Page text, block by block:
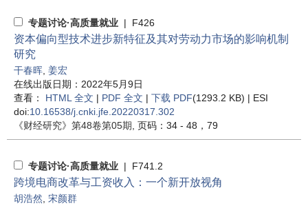
专题讨论·高质量就业 | F426
资本偏向型技术进步新特征及其对劳动力市场的影响机制
研究
干春晖 姜宏
在线出版日期：2022年5月9日
查看： HTML 全文 | PDF 全文 | 下载 PDF(1293.2 KB) | ESI
doi:10.16538/j.cnki.jfe.20220317.302
《财经研究》 第48卷第05期 , 页码：34 - 48，79
专题讨论·高质量就业 | F741.2
跨境电商改革与工资收入：一个新开放视角
胡浩然 宋颜群